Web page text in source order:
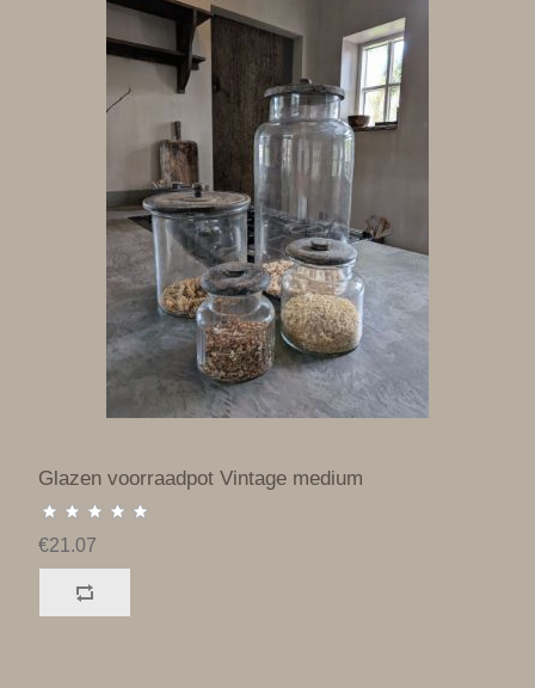
Glazen voorraadpot Vintage medium
€21.07